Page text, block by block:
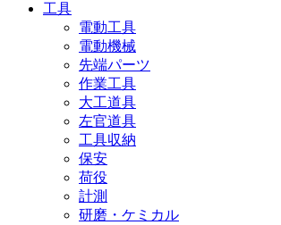
工具
電動工具
電動機械
先端パーツ
作業工具
大工道具
左官道具
工具収納
保安
荷役
計測
研磨・ケミカル